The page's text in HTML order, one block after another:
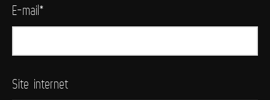
E-mail*
Site internet